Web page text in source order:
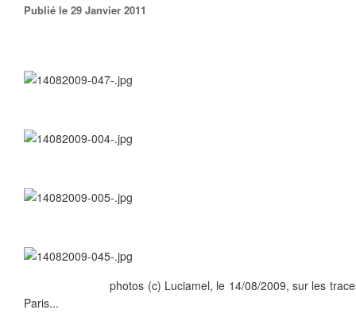
Publié le 29 Janvier 2011
photos (c) Luciamel, le 14/08/2009, sur les
Paris...